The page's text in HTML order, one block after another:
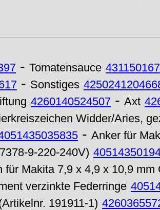
- Tomatensauce
- Sonstiges
4260140524507 - Axt
Widder/Aries,
- Anker für
9-220-240V)
für Makita 7,9 x 4,9 x 10,9
verzinkte Federringe
191911-1)